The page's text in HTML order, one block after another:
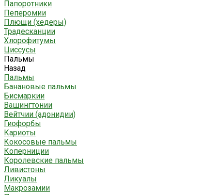
Папоротники
Пеперомии
Плющи (хедеры)
Традесканции
Хлорофитумы
Циссусы
Пальмы
Назад
Пальмы
Банановые пальмы
Бисмаркии
Вашингтонии
Вейтчии (адонидии)
Гиофорбы
Кариоты
Кокосовые пальмы
Коперниции
Королевские пальмы
Ливистоны
Ликуалы
Макрозамии